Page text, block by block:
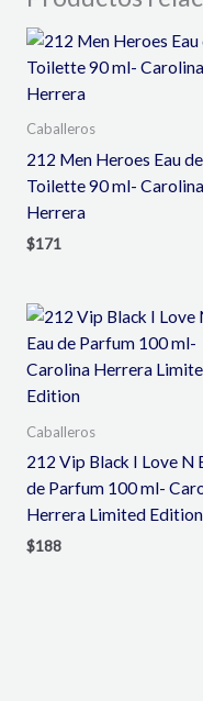
Caballeros
212 Men Heroes Eau de
Toilette 90 ml- Carolina
Herrera
$171
Caballeros
212 Vip Black I Love N
de Parfum 100 ml-
Herrera Limited Edition
$188